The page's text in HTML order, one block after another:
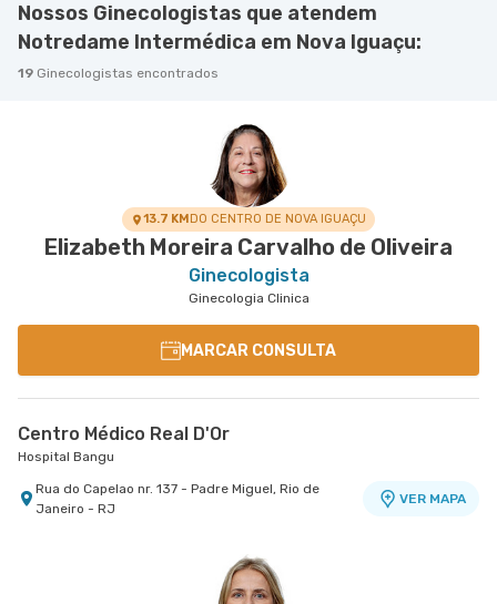
Nossos Ginecologistas que atendem
Notredame Intermédica em Nova Iguaçu:
19 Ginecologistas encontrados
13.7 KMDO CENTRO DE NOVA IGUAÇU
Elizabeth Moreira Carvalho de Oliveira
Ginecologista
Ginecologia Clinica
MARCAR CONSULTA
Centro Médico Real D'Or
Hospital Bangu
Rua do Capelao nr. 137 - Padre Miguel, Rio de
Janeiro - RJ
VER MAPA